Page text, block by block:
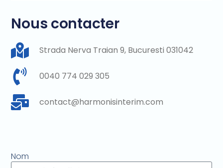
Nous contacter
Strada Nerva Traian 9, Bucuresti 031042
0040 774 029 305
contact@harmonisinterim.com
Nom